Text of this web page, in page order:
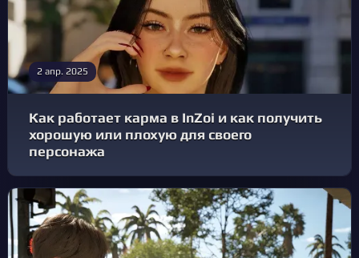
2 апр. 2025
Как работает карма в InZoi и как получить
хорошую или плохую для своего
персонажа